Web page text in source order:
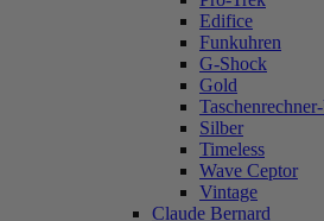
Edifice
Funkuhren
G-Shock
Gold
Silber
Timeless
Wave Ceptor
Vintage
Claude Bernard